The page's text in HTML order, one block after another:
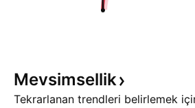
Mevsimsellik
Tekrarlanan trendleri belirlemek